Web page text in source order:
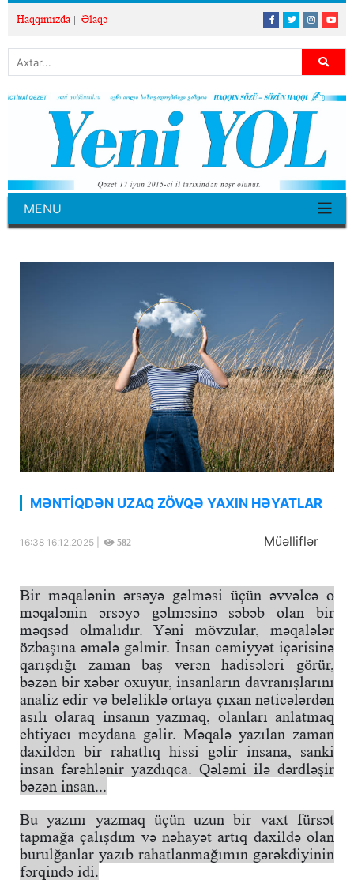
Haqqımızda Əlaqə
MENU
MƏNTİQDƏN UZAQ ZÖVQƏ YAXIN HƏYATLAR
16:38 16.12.2025 | 582 Müəlliflər
Bir məqalənin ərsəyə gəlməsi üçün əvvəlcə o
məqalənin ərsəyə gəlməsinə səbəb olan bir
məqsəd olmalıdır. Yəni mövzular, məqalələr
özbaşına əmələ gəlmir. İnsan cəmiyyət içərisinə
qarışdığı zaman baş verən hadisələri görür,
bəzən bir xəbər oxuyur, insanların davranışlarını
analiz edir və beləliklə ortaya çıxan nəticələrdən
asılı olaraq insanın yazmaq, olanları anlatmaq
ehtiyacı meydana gəlir. Məqalə yazılan zaman
daxildən bir rahatlıq hissi gəlir insana, sanki
insan fərəhlənir yazdıqca. Qələmi ilə dərdləşir
bəzən insan...
Bu yazını yazmaq üçün uzun bir vaxt fürsət
tapmağa çalışdım və nəhayət artıq daxildə olan
burulğanlar yazıb rahatlanmağımın gərəkdiyinin
fərqində idi.